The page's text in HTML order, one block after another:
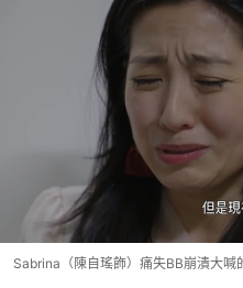
Sabrina（陳自瑤飾）痛失BB崩潰大喊